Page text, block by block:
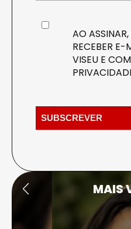
AO
RECEBER E-
VISEU E
MAIS